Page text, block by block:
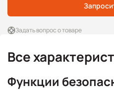
Задать вопрос о товаре
Все
Функции